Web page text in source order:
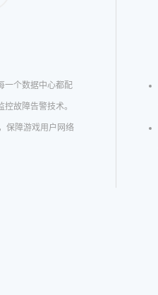
一个数据中心都配
故障告警技术。
保障游戏用户网络